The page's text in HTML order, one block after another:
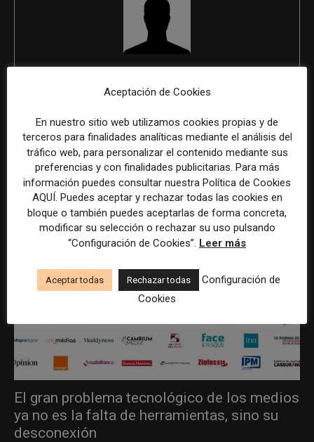
ÚLTIMOS ARTÍCULOS
El gran problema tecnológico de los medios
ya no es la falta de herramientas, sino su
desconexión
Aceptación de Cookies
En nuestro sitio web utilizamos cookies propias y de
terceros para finalidades analíticas mediante el análisis del
tráfico web, para personalizar el contenido mediante sus
preferencias y con finalidades publicitarias. Para más
información puedes consultar nuestra Política de Cookies
AQUÍ. Puedes aceptar y rechazar todas las cookies en
bloque o también puedes aceptarlas de forma concreta,
modificar su selección o rechazar su uso pulsando
“Configuración de Cookies”. Leer más
Aceptar todas Rechazar todas
Configuración de
Cookies